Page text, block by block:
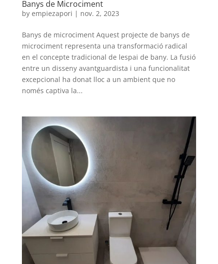
Banys de Microciment
by empiezapori | nov. 2, 2023
Banys de microciment Aquest projecte de banys de
microciment representa una transformació radical
en el concepte tradicional de lespai de bany. La fusió
entre un disseny avantguardista i una funcionalitat
excepcional ha donat lloc a un ambient que no
només captiva la...